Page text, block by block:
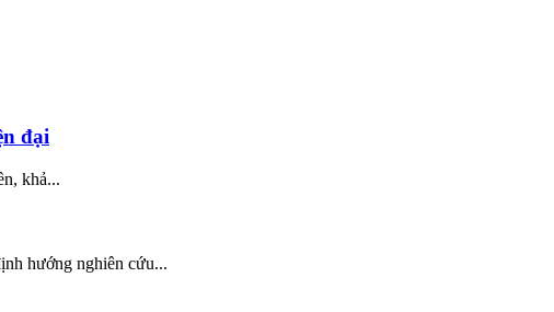
đại
khả...
hướng nghiên cứu...